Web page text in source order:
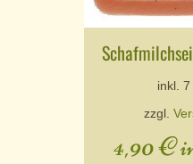
inkl. 7
zzgl.
4,90€